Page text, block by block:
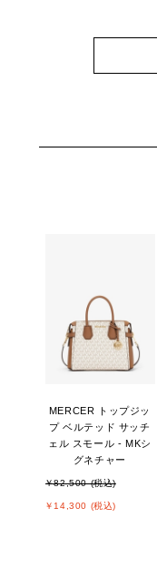
MERCER トップジッ
プ ベルテッド サッチ
ェル スモール - MKシ
グネチャー
￥82,500 (税込)
￥14,300 (税込)